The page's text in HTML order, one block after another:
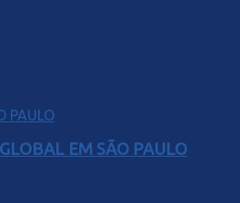
EM SÃO PAULO